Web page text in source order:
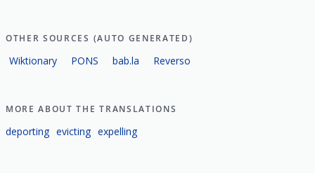
OTHER SOURCES (AUTO GENERATED)
Wiktionary PONS bab.la Reverso
MORE ABOUT THE TRANSLATIONS
deporting evicting expelling